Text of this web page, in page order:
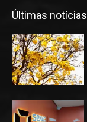
Últimas